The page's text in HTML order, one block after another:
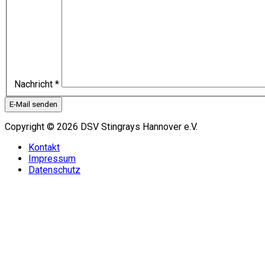
Nachricht *
E-Mail senden
Copyright © 2026 DSV Stingrays Hannover e.V.
Kontakt
Impressum
Datenschutz